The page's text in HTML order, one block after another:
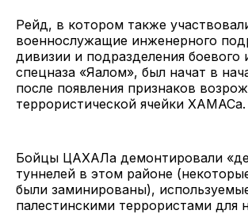
Рейд, в котором также
военнослужащие инженерного
дивизии и подразделения боевого
спецназа «Яалом», был начат в
после появления признаков
террористической ячейки ХАМАСа.
Бойцы ЦАХАЛа демонтировали
туннелей в этом районе
были заминированы),
палестинскими террористами для